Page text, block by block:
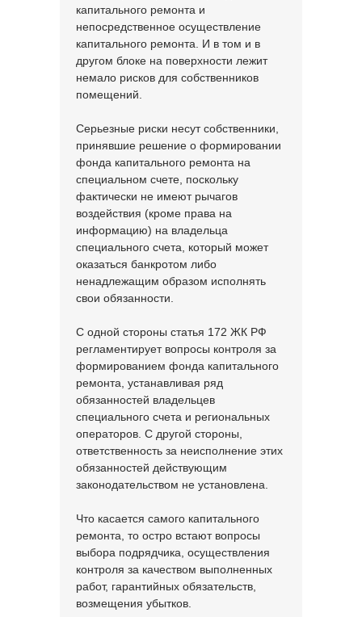
капитального ремонта и
непосредственное осуществление
капитального ремонта. И в том и в
другом блоке на поверхности лежит
немало рисков для собственников
помещений.
Серьезные риски несут собственники,
принявшие решение о формировании
фонда капитального ремонта на
специальном счете, поскольку
фактически не имеют рычагов
воздействия (кроме права на
информацию) на владельца
специального счета, который может
оказаться банкротом либо
ненадлежащим образом исполнять
свои обязанности.
С одной стороны статья 172 ЖК РФ
регламентирует вопросы контроля за
формированием фонда капитального
ремонта, устанавливая ряд
обязанностей владельцев
специального счета и региональных
операторов. С другой стороны,
ответственность за неисполнение этих
обязанностей действующим
законодательством не установлена.
Что касается самого капитального
ремонта, то остро встают вопросы
выбора подрядчика, осуществления
контроля за качеством выполненных
работ, гарантийных обязательств,
возмещения убытков.